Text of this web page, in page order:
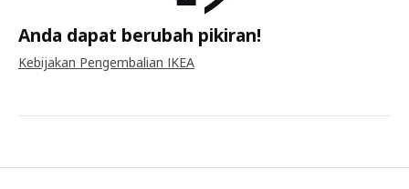
Anda dapat berubah pikiran!
Kebijakan Pengembalian IKEA